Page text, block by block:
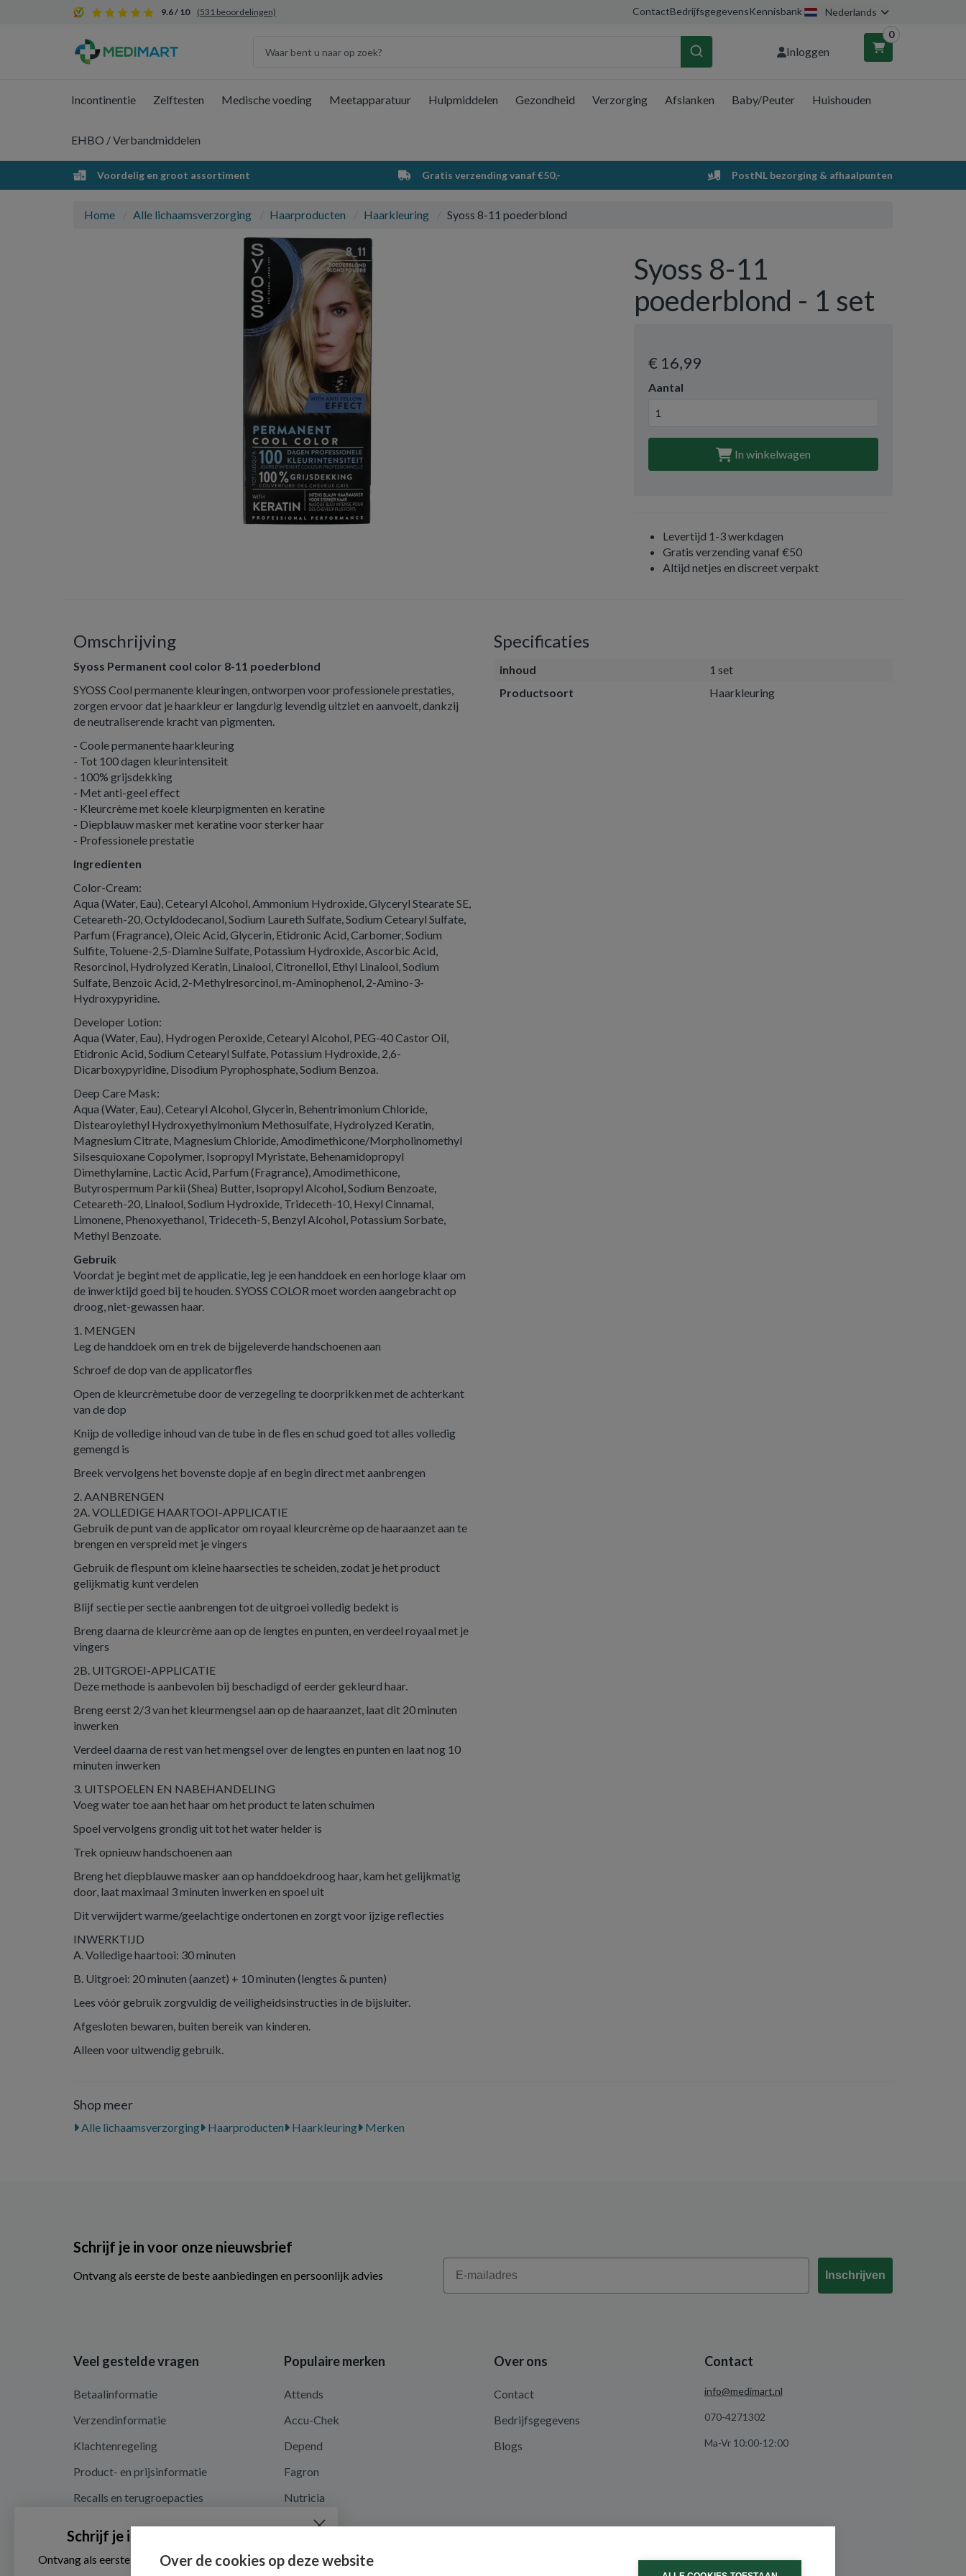
9.6 / 10 (531 beoordelingen) ContactBedrijfsgegevensKennisbank Nederlands
Inloggen
0
Winkelwagen
Uw winkelwagen is leeg.
Vul hem met producten.
Incontinentie Zelftesten Medische voeding Meetapparatuur Hulpmiddelen Gezondheid Verzorging Afslanken Baby/Peuter Huishouden
EHBO / Verbandmiddelen
Voordelig en groot assortiment Gratis verzending vanaf €50,- PostNL bezorging & afhaalpunten
Home Alle lichaamsverzorging Haarproducten Haarkleuring Syoss 8-11 poederblond
Syoss 8-11
poederblond - 1 set
€ 16,99
Aantal
In winkelwagen
Levertijd 1-3 werkdagen
Gratis verzending vanaf €50
Altijd netjes en discreet verpakt
Omschrijving
Syoss Permanent cool color 8-11 poederblond
SYOSS Cool permanente kleuringen, ontworpen voor professionele prestaties,
zorgen ervoor dat je haarkleur er langdurig levendig uitziet en aanvoelt, dankzij
de neutraliserende kracht van pigmenten.
- Coole permanente haarkleuring
- Tot 100 dagen kleurintensiteit
- 100% grijsdekking
- Met anti-geel effect
- Kleurcrème met koele kleurpigmenten en keratine
- Diepblauw masker met keratine voor sterker haar
- Professionele prestatie
Ingredienten
Color-Cream:
Aqua (Water, Eau), Cetearyl Alcohol, Ammonium Hydroxide, Glyceryl Stearate SE,
Ceteareth-20, Octyldodecanol, Sodium Laureth Sulfate, Sodium Cetearyl Sulfate,
Parfum (Fragrance), Oleic Acid, Glycerin, Etidronic Acid, Carbomer, Sodium
Sulfite, Toluene-2,5-Diamine Sulfate, Potassium Hydroxide, Ascorbic Acid,
Resorcinol, Hydrolyzed Keratin, Linalool, Citronellol, Ethyl Linalool, Sodium
Sulfate, Benzoic Acid, 2-Methylresorcinol, m-Aminophenol, 2-Amino-3-
Hydroxypyridine.
Developer Lotion:
Aqua (Water, Eau), Hydrogen Peroxide, Cetearyl Alcohol, PEG-40 Castor Oil,
Etidronic Acid, Sodium Cetearyl Sulfate, Potassium Hydroxide, 2,6-
Dicarboxypyridine, Disodium Pyrophosphate, Sodium Benzoa.
Deep Care Mask:
Aqua (Water, Eau), Cetearyl Alcohol, Glycerin, Behentrimonium Chloride,
Distearoylethyl Hydroxyethylmonium Methosulfate, Hydrolyzed Keratin,
Magnesium Citrate, Magnesium Chloride, Amodimethicone/Morpholinomethyl
Silsesquioxane Copolymer, Isopropyl Myristate, Behenamidopropyl
Dimethylamine, Lactic Acid, Parfum (Fragrance), Amodimethicone,
Butyrospermum Parkii (Shea) Butter, Isopropyl Alcohol, Sodium Benzoate,
Ceteareth-20, Linalool, Sodium Hydroxide, Trideceth-10, Hexyl Cinnamal,
Limonene, Phenoxyethanol, Trideceth-5, Benzyl Alcohol, Potassium Sorbate,
Methyl Benzoate.
Gebruik
Voordat je begint met de applicatie, leg je een handdoek en een horloge klaar om
de inwerktijd goed bij te houden. SYOSS COLOR moet worden aangebracht op
droog, niet-gewassen haar.
1. MENGEN
Leg de handdoek om en trek de bijgeleverde handschoenen aan
Schroef de dop van de applicatorfles
Open de kleurcrèmetube door de verzegeling te doorprikken met de achterkant
van de dop
Knijp de volledige inhoud van de tube in de fles en schud goed tot alles volledig
gemengd is
Breek vervolgens het bovenste dopje af en begin direct met aanbrengen
2. AANBRENGEN
2A. VOLLEDIGE HAARTOOI-APPLICATIE
Gebruik de punt van de applicator om royaal kleurcrème op de haaraanzet aan te
brengen en verspreid met je vingers
Gebruik de flespunt om kleine haarsecties te scheiden, zodat je het product
gelijkmatig kunt verdelen
Blijf sectie per sectie aanbrengen tot de uitgroei volledig bedekt is
Breng daarna de kleurcrème aan op de lengtes en punten, en verdeel royaal met je
vingers
2B. UITGROEI-APPLICATIE
Deze methode is aanbevolen bij beschadigd of eerder gekleurd haar.
Breng eerst 2/3 van het kleurmengsel aan op de haaraanzet, laat dit 20 minuten
inwerken
Verdeel daarna de rest van het mengsel over de lengtes en punten en laat nog 10
minuten inwerken
3. UITSPOELEN EN NABEHANDELING
Voeg water toe aan het haar om het product te laten schuimen
Spoel vervolgens grondig uit tot het water helder is
Trek opnieuw handschoenen aan
Breng het diepblauwe masker aan op handdoekdroog haar, kam het gelijkmatig
door, laat maximaal 3 minuten inwerken en spoel uit
Dit verwijdert warme/geelachtige ondertonen en zorgt voor ijzige reflecties
INWERKTIJD
A. Volledige haartooi: 30 minuten
B. Uitgroei: 20 minuten (aanzet) + 10 minuten (lengtes & punten)
Lees vóór gebruik zorgvuldig de veiligheidsinstructies in de bijsluiter.
Afgesloten bewaren, buiten bereik van kinderen.
Alleen voor uitwendig gebruik.
Specificaties
inhoud
1 set
Productsoort
Haarkleuring
Shop meer
Alle lichaamsverzorging Haarproducten Haarkleuring Merken
Schrijf je in voor onze nieuwsbrief
Ontvang als eerste de beste aanbiedingen en persoonlijk advies
Email
Inschrijven
Veel gestelde vragen
Betaalinformatie
Verzendinformatie
Klachtenregeling
Product- en prijsinformatie
Recalls en terugroepacties
Privacy en cookieverklaring
Cookie instellingen
Populaire merken
Attends
Accu-Chek
Depend
Fagron
Nutricia
Over ons
Contact
Bedrijfsgegevens
Blogs
Contact
info@medimart.nl
070-4271302
Ma-Vr 10:00-12:00
Over de cookies op deze website
Schrijf je in voor onze nieuwsbrief
Ontvang als eerste de beste aanbiedingen en persoonlijk